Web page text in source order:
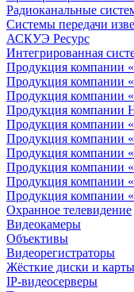
Радиоканальные
Системы передачи
АСКУЭ Ресурс
Интегрированная
Продукция компании
Продукция компании
Продукция компании
Продукция компании
Продукция компании
Продукция компании
Продукция компании
Продукция компании
Продукция компании
Продукция компании
Охранное телевидение
Видеокамеры
Объективы
Видеорегистраторы
Жёсткие диски и
IP-видеосерверы